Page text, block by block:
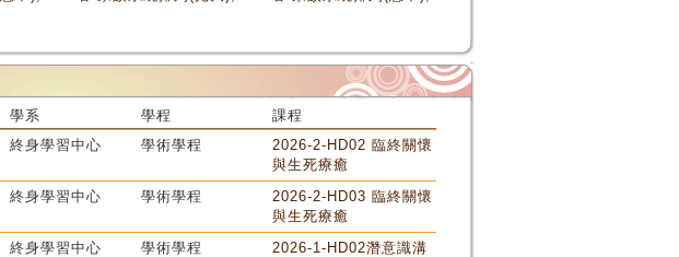
學系 學程
課程
終身學習中心 學術學程
2026-2-HD02 臨終關懷
與生死療癒
終身學習中心 學術學程
2026-2-HD03 臨終關懷
與生死療癒
終身學習中心 學術學程
2026-1-HD02潛意識溝